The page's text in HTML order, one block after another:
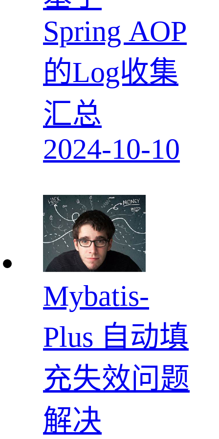
Spring AOP
的Log收集
汇总
2024-10-10
Mybatis-
Plus 自动填
充失效问题
解决